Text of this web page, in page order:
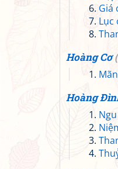
Giá
Lục
Hoàng Cơ (
Hoàng